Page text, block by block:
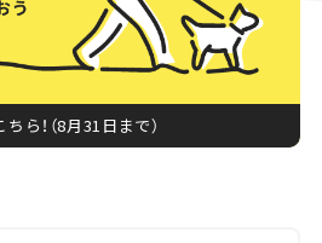
ら！（8月31日まで）